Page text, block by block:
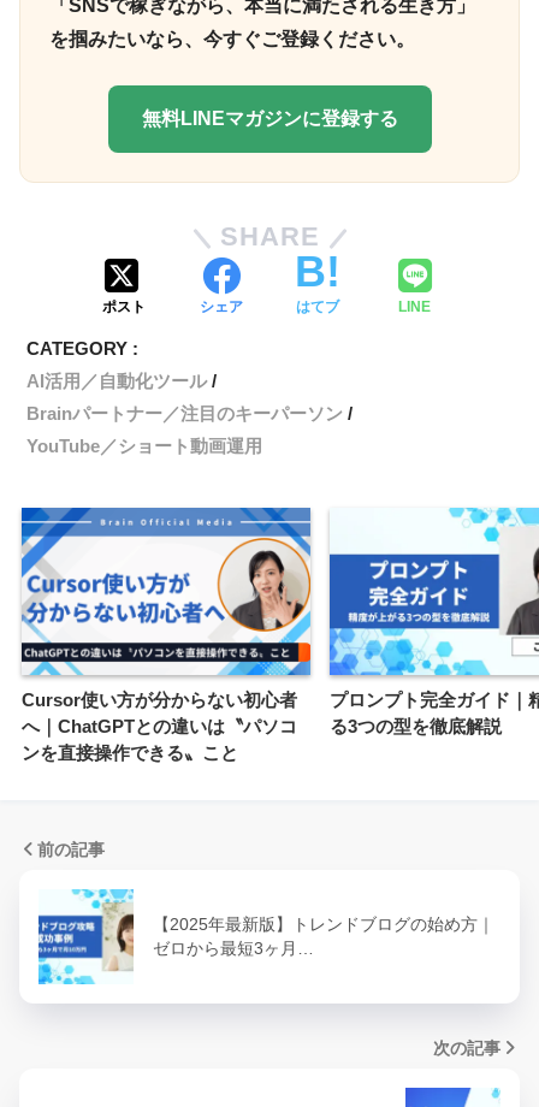
「SNSで稼ぎながら、本当に満たされる生き方」
を掴みたいなら、今すぐご登録ください。
無料LINEマガジンに登録する
SHARE
ポスト シェア はてブ LINE
CATEGORY :
AI活用／自動化ツール
Brainパートナー／注目のキーパーソン
YouTube／ショート動画運用
Cursor使い方が分からない初心者
へ｜ChatGPTとの違いは〝パソコ
ンを直接操作できる〟こと
プロンプト完全ガイド｜
る3つの型を徹底解説
前の記事
【2025年最新版】トレンドブログの始め方｜
ゼロから最短3ヶ月…
次の記事